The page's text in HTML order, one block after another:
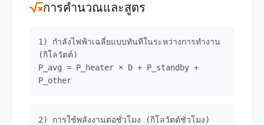
การคำนวณและสูตร
1) กำลังไฟฟ้าเฉลี่ยแบบทันทีในระหว่างการทำงาน
(กิโลวัตต์)
P_avg = P_heater × D + P_standby +
P_other
2) การใช้พลังงานต่อชั่วโมง (กิโลวัตต์ชั่วโมง)